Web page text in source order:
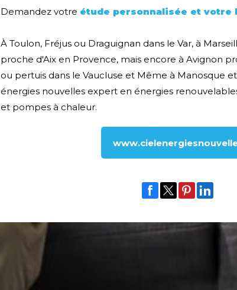
Demandez votre étude personnalisée et votre
À Toulon, Fréjus ou Draguignan dans le Var, à
proche d'Aix en Provence, mais encore à Avignon
ou pertuis dans le Vaucluse et Même à Manosque
énergies nouvelles expert en énergies
et pompes à chaleur.